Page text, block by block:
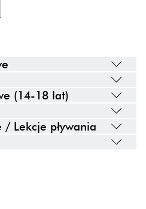
(14-18 lat)
/ Lekcje pływania